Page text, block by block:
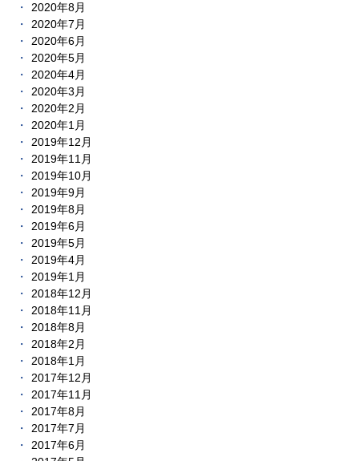
2020年8月
2020年7月
2020年6月
2020年5月
2020年4月
2020年3月
2020年2月
2020年1月
2019年12月
2019年11月
2019年10月
2019年9月
2019年8月
2019年6月
2019年5月
2019年4月
2019年1月
2018年12月
2018年11月
2018年8月
2018年2月
2018年1月
2017年12月
2017年11月
2017年8月
2017年7月
2017年6月